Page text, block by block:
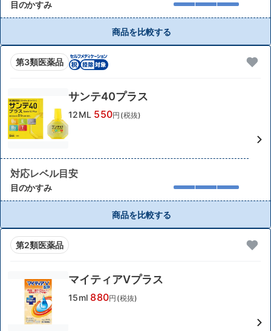
目のかすみ
商品を比較する
第3類医薬品
サンテ40プラス
12ML 550円(税抜)
対応レベル目安
目のかすみ
商品を比較する
第2類医薬品
マイティアVプラス
15ml 880円(税抜)